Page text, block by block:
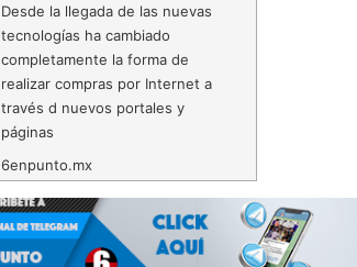
Desde la llegada de las nuevas
tecnologías ha cambiado
completamente la forma de
realizar compras por Internet a
través d nuevos portales y
páginas
6enpunto.mx